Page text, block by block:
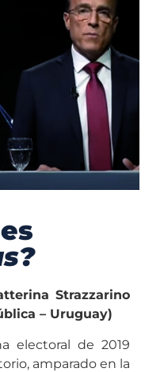
Strazzarino
– Uruguay)
electoral de 2019
amparado en la